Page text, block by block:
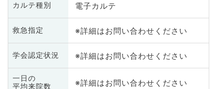
カルテ種別 電子カルテ
救急指定 ※詳細はお問い合わせください
学会認定状況 ※詳細はお問い合わせください
一日の
平均来院数
※詳細はお問い合わせください